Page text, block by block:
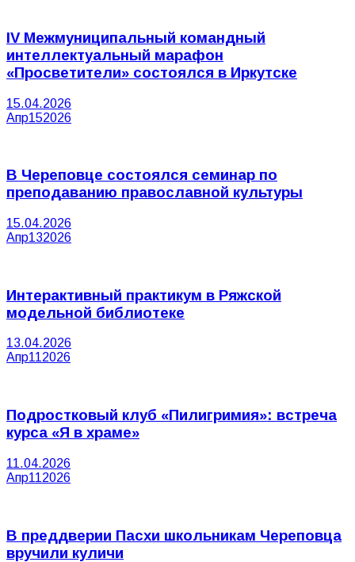
IV Межмуниципальный командный
интеллектуальный марафон
«Просветители» состоялся в Иркутске
15.04.2026
Апр152026
В Череповце состоялся семинар по
преподаванию православной культуры
15.04.2026
Апр132026
Интерактивный практикум в Ряжской
модельной библиотеке
13.04.2026
Апр112026
Подростковый клуб «Пилигримия»: встреча
курса «Я в храме»
11.04.2026
Апр112026
В преддверии Пасхи школьникам Череповца
вручили куличи